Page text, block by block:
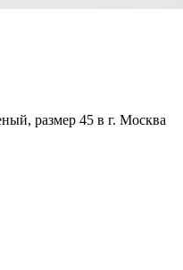
размер 45 в г. Москва